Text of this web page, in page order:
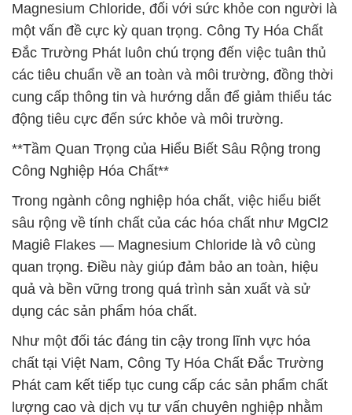
Magnesium Chloride, đối với sức khỏe con người là
một vấn đề cực kỳ quan trọng. Công Ty Hóa Chất
Đắc Trường Phát luôn chú trọng đến việc tuân thủ
các tiêu chuẩn về an toàn và môi trường, đồng thời
cung cấp thông tin và hướng dẫn để giảm thiểu tác
động tiêu cực đến sức khỏe và môi trường.
**Tầm Quan Trọng của Hiểu Biết Sâu Rộng trong
Công Nghiệp Hóa Chất**
Trong ngành công nghiệp hóa chất, việc hiểu biết
sâu rộng về tính chất của các hóa chất như MgCl2
Magiê Flakes — Magnesium Chloride là vô cùng
quan trọng. Điều này giúp đảm bảo an toàn, hiệu
quả và bền vững trong quá trình sản xuất và sử
dụng các sản phẩm hóa chất.
Như một đối tác đáng tin cậy trong lĩnh vực hóa
chất tại Việt Nam, Công Ty Hóa Chất Đắc Trường
Phát cam kết tiếp tục cung cấp các sản phẩm chất
lượng cao và dịch vụ tư vấn chuyên nghiệp nhằm